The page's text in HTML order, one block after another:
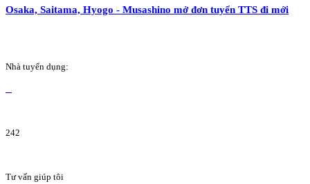
Osaka, Saitama, Hyogo - Musashino mở đơn tuyển TTS đi mới
Nhà tuyển dụng:
242
Tư vấn giúp tôi